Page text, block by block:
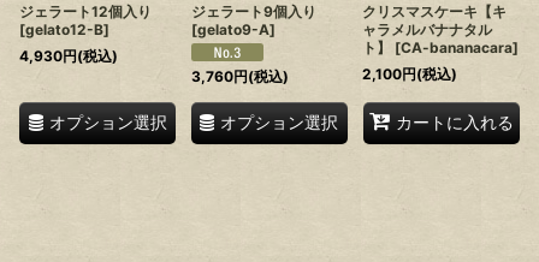
ジェラート12個入り
[gelato12-B]
4,930円(税込)
オプション選択
ジェラート9個入り
[gelato9-A]
3,760円(税込)
オプション選択
クリスマスケーキ【キ
ャラメルバナナタル
ト】
[CA-bananacara]
2,100円(税込)
カートに入れる